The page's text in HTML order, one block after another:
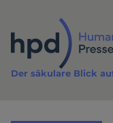
Inhalt
Der säkulare Blick